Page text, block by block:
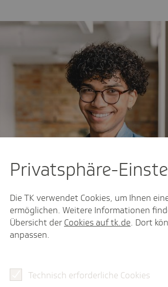
Privat­sphäre-
Die TK verwendet Cookies, um Ihnen
ermöglichen. Weitere Informationen
Übersicht der Cookies auf tk.de. Dort
anpassen.
Technisch erforderliche Cookies